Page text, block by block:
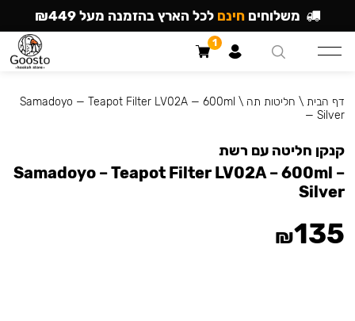
דף הבית \ חליטות תה \
Samadoyo — Teapot Filter LV02A — 600ml
— Silver
קנקן חליטה עם רשת
Samadoyo – Teapot Filter LV02A – 600ml –
Silver
₪135
משלוחים חינם לכל הארץ בהזמנה מעל ₪449
1